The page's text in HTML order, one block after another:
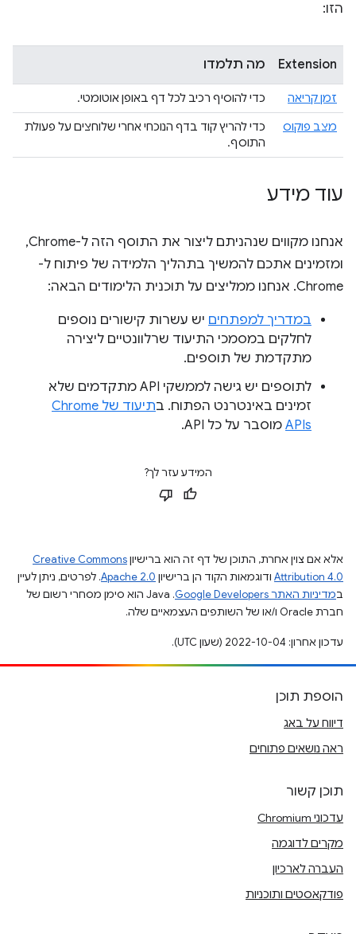
הזו:
Extension מה תלמדו
זמן קריאה
כדי להוסיף רכיב לכל דף באופן אוטומטי.
מצב פוקוס
כדי להריץ קוד בדף הנוכחי אחרי שלוחצים על פעולת
התוסף.
עוד מידע
אנחנו מקווים שנהניתם ליצור את התוסף הזה ל-Chrome,
ומזמינים אתכם להמשיך בתהליך הלמידה של פיתוח ל-
Chrome. אנחנו ממליצים על תוכנית הלימודים הבאה:
במדריך למפתחים יש עשרות קישורים נוספים
לחלקים במסמכי התיעוד שרלוונטיים ליצירה
מתקדמת של תוספים.
לתוספים יש גישה לממשקי API מתקדמים שלא
זמינים באינטרנט הפתוח. ב
תיעוד של Chrome
APIs מוסבר על כל API.
המידע עזר לך?
אלא אם צוין אחרת, התוכן של דף זה הוא ברישיוןCreative Commons
Attribution 4.0 ודוגמאות הקוד הן ברישיון Apache 2.0. לפרטים, ניתן לעיין
במדיניות האתר Google Developers‏
.‏ Java הוא סימן מסחרי רשום של
חברת Oracle ו/או של השותפים העצמאיים שלה.
עדכון אחרון: 2022-10-04 (שעון UTC).
הוספת תוכן
דיווח על באג
ראה נושאים פתוחים
תוכן קשור
עדכוני Chromium
מקרים לדוגמה
העברה לארכיון
פודקאסטים ותוכניות